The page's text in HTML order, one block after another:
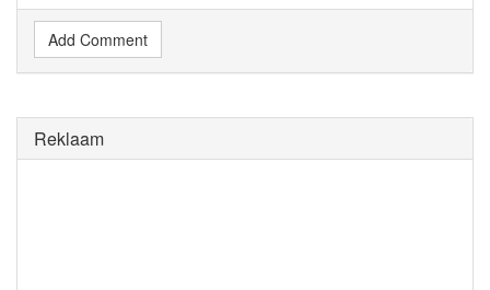
Add Comment
Reklaam